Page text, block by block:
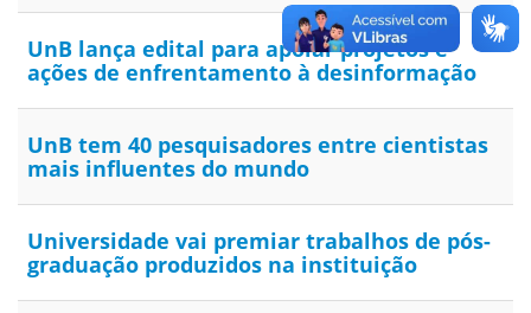
UnB lança edital para apoiar projetos e
ações de enfrentamento à desinformação
UnB tem 40 pesquisadores entre cientistas
mais influentes do mundo
Universidade vai premiar trabalhos de pós-
graduação produzidos na instituição